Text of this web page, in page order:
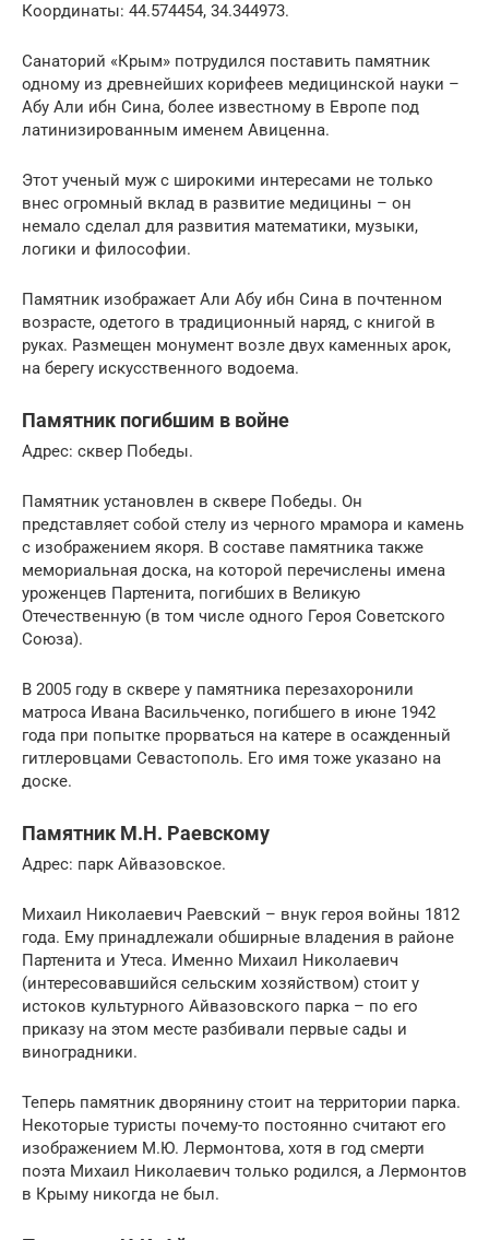
Координаты: 44.574454, 34.344973.
Санаторий «Крым» потрудился поставить памятник
одному из древнейших корифеев медицинской науки –
Абу Али ибн Сина, более известному в Европе под
латинизированным именем Авиценна.
Этот ученый муж с широкими интересами не только
внес огромный вклад в развитие медицины – он
немало сделал для развития математики, музыки,
логики и философии.
Памятник изображает Али Абу ибн Сина в почтенном
возрасте, одетого в традиционный наряд, с книгой в
руках. Размещен монумент возле двух каменных арок,
на берегу искусственного водоема.
Памятник погибшим в войне
Адрес: сквер Победы.
Памятник установлен в сквере Победы. Он
представляет собой стелу из черного мрамора и камень
с изображением якоря. В составе памятника также
мемориальная доска, на которой перечислены имена
уроженцев Партенита, погибших в Великую
Отечественную (в том числе одного Героя Советского
Союза).
В 2005 году в сквере у памятника перезахоронили
матроса Ивана Васильченко, погибшего в июне 1942
года при попытке прорваться на катере в осажденный
гитлеровцами Севастополь. Его имя тоже указано на
доске.
Памятник М.Н. Раевскому
Адрес: парк Айвазовское.
Михаил Николаевич Раевский – внук героя войны 1812
года. Ему принадлежали обширные владения в районе
Партенита и Утеса. Именно Михаил Николаевич
(интересовавшийся сельским хозяйством) стоит у
истоков культурного Айвазовского парка – по его
приказу на этом месте разбивали первые сады и
виноградники.
Теперь памятник дворянину стоит на территории парка.
Некоторые туристы почему-то постоянно считают его
изображением М.Ю. Лермонтова, хотя в год смерти
поэта Михаил Николаевич только родился, а Лермонтов
в Крыму никогда не был.